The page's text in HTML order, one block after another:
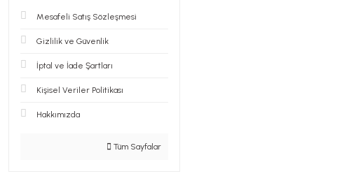
Mesafeli Satış Sözleşmesi
Gizlilik ve Güvenlik
İptal ve İade Şartları
Kişisel Veriler Politikası
Hakkımızda
Tüm Sayfalar